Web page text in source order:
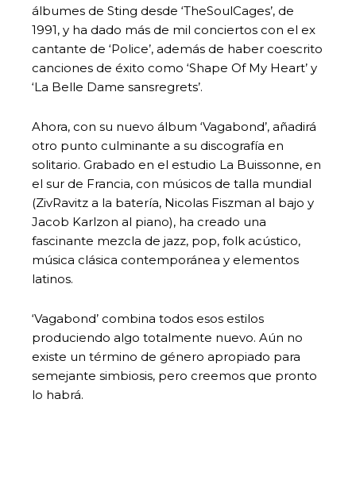
álbumes de Sting desde ‘TheSoulCages’, de
1991, y ha dado más de mil conciertos con el ex
cantante de ‘Police’, además de haber coescrito
canciones de éxito como ‘Shape Of My Heart’ y
‘La Belle Dame sansregrets’.
Ahora, con su nuevo álbum ‘Vagabond’, añadirá
otro punto culminante a su discografía en
solitario. Grabado en el estudio La Buissonne, en
el sur de Francia, con músicos de talla mundial
(ZivRavitz a la batería, Nicolas Fiszman al bajo y
Jacob Karlzon al piano), ha creado una
fascinante mezcla de jazz, pop, folk acústico,
música clásica contemporánea y elementos
latinos.
‘Vagabond’ combina todos esos estilos
produciendo algo totalmente nuevo. Aún no
existe un término de género apropiado para
semejante simbiosis, pero creemos que pronto
lo habrá.